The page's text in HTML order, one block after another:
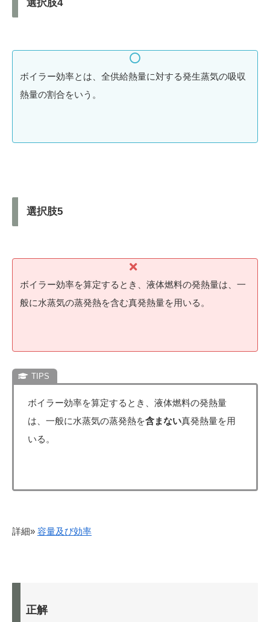
選択肢4
ボイラー効率とは、全供給熱量に対する発生蒸気の吸収
熱量の割合をいう。
選択肢5
ボイラー効率を算定するとき、液体燃料の発熱量は、一
般に水蒸気の蒸発熱を含む真発熱量を用いる。
ボイラー効率を算定するとき、液体燃料の発熱量
は、一般に水蒸気の蒸発熱を含まない真発熱量を用
いる。
詳細» 容量及び効率
正解